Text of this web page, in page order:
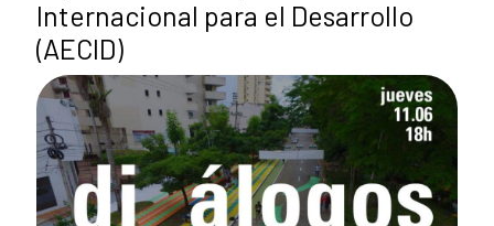
Internacional para el Desarrollo
(AECID)